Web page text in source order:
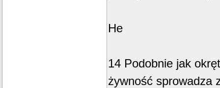
He
14 Podobnie jak
żywność sprowadza